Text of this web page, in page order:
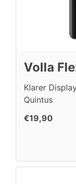
Volla
Klarer
Quintus
€19,90